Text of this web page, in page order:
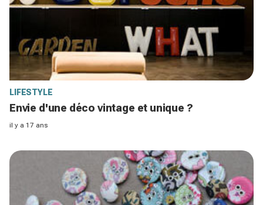
LIFESTYLE
Envie d'une déco vintage et unique ?
il y a 17 ans